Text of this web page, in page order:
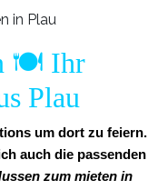
🍽️ Ihr
Plau
um dort zu feiern.
auch die passenden
zum mieten in